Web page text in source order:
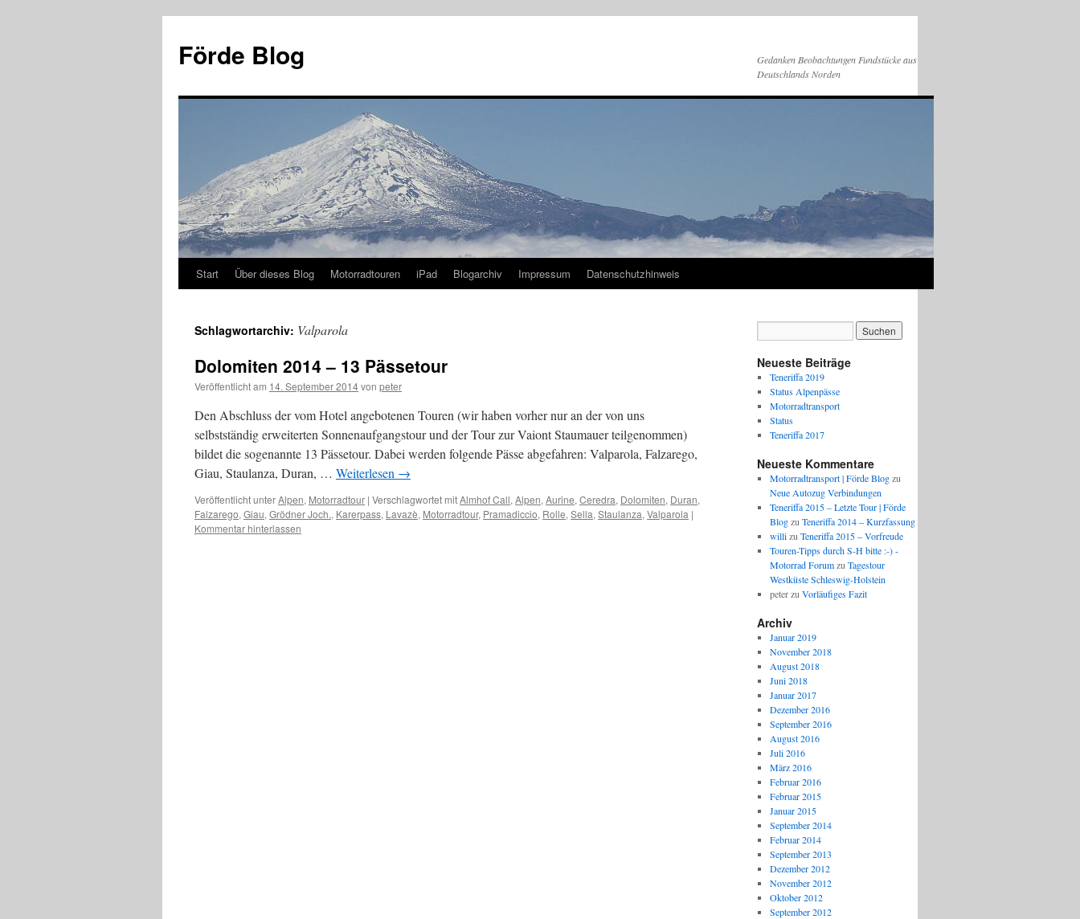
springen
Förde Blog
Gedanken Beobachtungen Fundstücke aus
Deutschlands Norden
Start Über dieses Blog Motorradtouren iPad Blogarchiv Impressum Datenschutzhinweis
Schlagwortarchiv: Valparola
Dolomiten 2014 – 13 Pässetour
Veröffentlicht am 14. September 2014von peter
Den Abschluss der vom Hotel angebotenen Touren (wir haben vorher nur an der von uns
selbstständig erweiterten Sonnenaufgangstour und der Tour zur Vaiont Staumauer teilgenommen)
bildet die sogenannte 13 Pässetour. Dabei werden folgende Pässe abgefahren: Valparola, Falzarego,
Giau, Staulanza, Duran, … Weiterlesen →
Veröffentlicht unterAlpen, Motorradtour | Verschlagwortet mitAlmhof Call, Alpen, Aurine, Ceredra, Dolomiten, Duran,
Falzarego, Giau, Grödner Joch., Karerpass, Lavazè, Motorradtour, Pramadiccio, Rolle, Sella, Staulanza, Valparola |
Kommentar hinterlassen
Neueste Beiträge
Teneriffa 2019
Status Alpenpässe
Motorradtransport
Status
Teneriffa 2017
Neueste Kommentare
Motorradtransport | Förde Blogzu
Neue Autozug Verbindungen
Teneriffa 2015 – Letzte Tour | Förde
Blogzu Teneriffa 2014 – Kurzfassung
willizu Teneriffa 2015 – Vorfreude
Touren-Tipps durch S-H bitte :-) -
Motorrad Forumzu Tagestour
Westküste Schleswig-Holstein
peterzu Vorläufiges Fazit
Archiv
Januar 2019
November 2018
August 2018
Juni 2018
Januar 2017
Dezember 2016
September 2016
August 2016
Juli 2016
März 2016
Februar 2016
Februar 2015
Januar 2015
September 2014
Februar 2014
September 2013
Dezember 2012
November 2012
Oktober 2012
September 2012